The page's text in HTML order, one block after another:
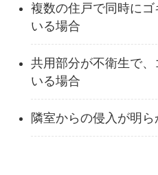
複数の住戸で同時に
いる場合
共用部分が不衛生で
いる場合
隣室からの侵入が明ら